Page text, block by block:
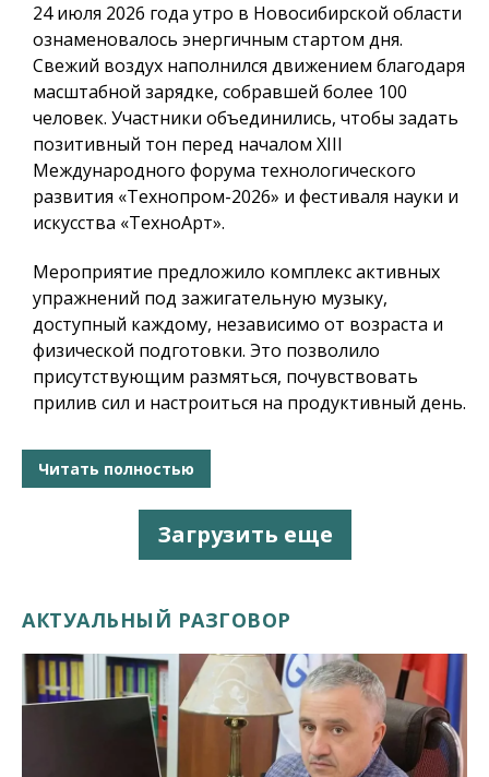
24 июля 2026 года утро в Новосибирской области
ознаменовалось энергичным стартом дня.
Свежий воздух наполнился движением благодаря
масштабной зарядке, собравшей более 100
человек. Участники объединились, чтобы задать
позитивный тон перед началом XIII
Международного форума технологического
развития «Технопром-2026» и фестиваля науки и
искусства «ТехноАрт».
Мероприятие предложило комплекс активных
упражнений под зажигательную музыку,
доступный каждому, независимо от возраста и
физической подготовки. Это позволило
присутствующим размяться, почувствовать
прилив сил и настроиться на продуктивный день.
Читать полностью
Загрузить еще
АКТУАЛЬНЫЙ РАЗГОВОР